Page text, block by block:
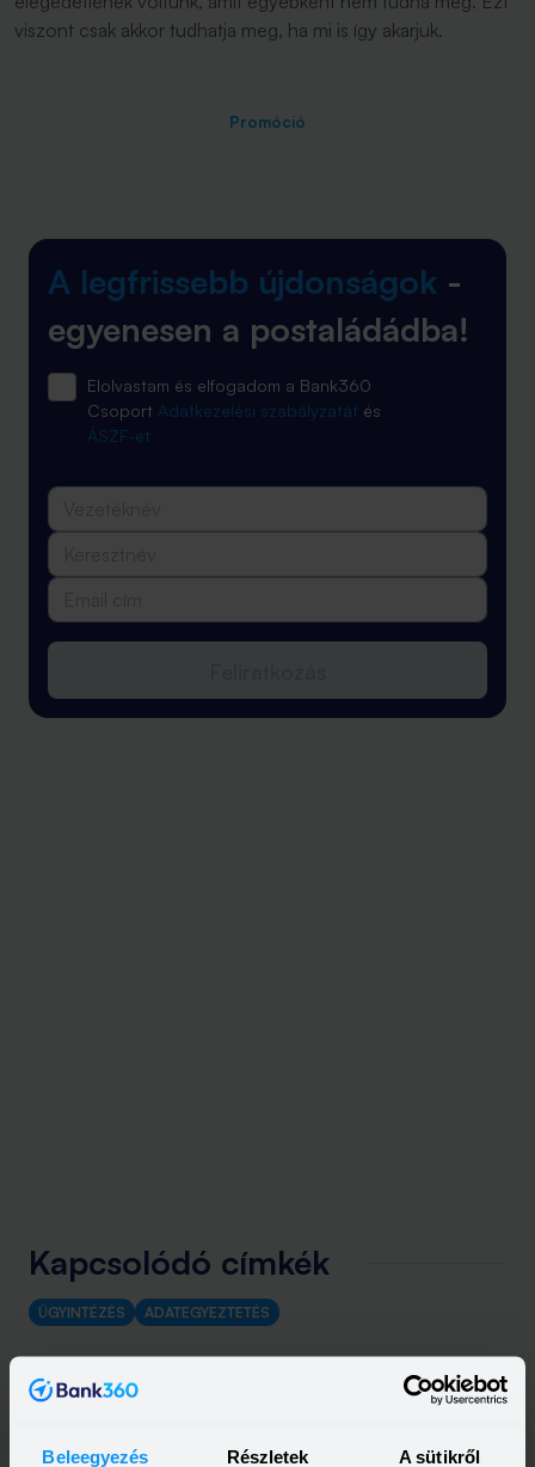
Beleegyezés Részletek A sütikről
viszont csak akkor tudhatja meg, ha mi is így akarjuk.
Promóció
A legfrissebb újdonságok -
egyenesen a postaládádba!
Elolvastam és elfogadom a Bank360
Csoport Adatkezelési szabályzatát és
ÁSZF-ét
Kapcsolódó címkék
ÜGYINTÉZÉS ADATEGYEZTETÉS